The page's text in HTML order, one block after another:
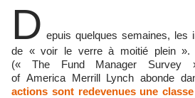
D epuis quelques semaines, les
de « voir le verre à moitié plein ».
(« The Fund Manager Survey
of America Merrill Lynch abonde
actions sont redevenues une